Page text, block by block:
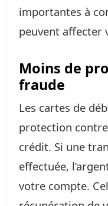
importantes à
peuvent affecter
Moins de
fraude
Les cartes de
protection
crédit. Si une
effectuée,
votre compte.